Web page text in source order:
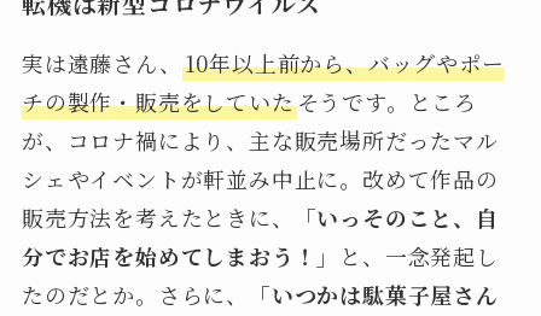
実は遠藤さん、 10年以上前から、バッグやポー
チの製作・販売をしていたそうです。ところ
が、コロナ禍により、主な販売場所だったマル
シェやイベントが軒並み中止に。改めて作品の
販売方法を考えたときに、
「いっそのこと、自
分でお店を始めてしまおう！」
と、一念発起し
たのだとか。さらに、
「いつかは駄菓子屋さん